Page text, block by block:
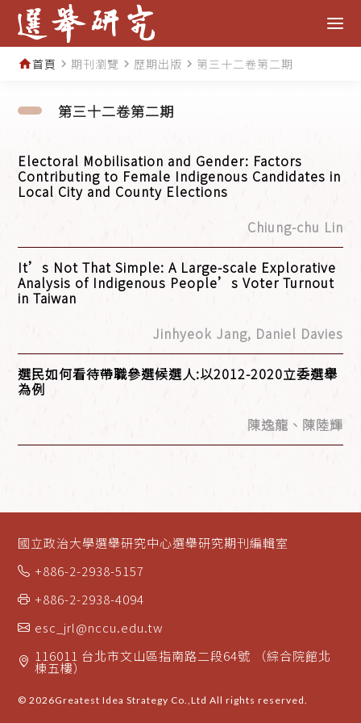
home首頁 navigate_next期刊瀏覽 navigate_next 歷期出版 navigate_next 第三十二卷第二期
第三十二卷第二期
Electoral Mobilisation and Gender: Factors
Contributing to Female Indigenous Candidates in
Local City and County Elections
Chiung-chu Lin
It’s Not That Simple: A Large-scale Explorative
Analysis of Indigenous People’s Voter Turnout
in Taiwan
Jinhyeok Jang, Daniel Davies
選民如何看待帶職參選候選人:以2012-2020立委選舉
為例
陳逸龍、陳陸輝
國立政治大學選舉研究中心選舉研究期刊編輯室
+886-2-2938-5157
+886-2-2938-4094
esc_jrl@nccu.edu.tw
116011 台北市文山區指南路二段64號 （綜合院館北
棟五樓）
© 2026Greatest Idea Strategy Co.,Ltd All rights reserved.